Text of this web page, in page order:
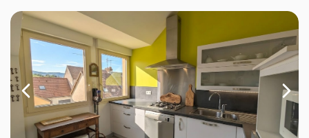
Louer
Nos agences
Contact